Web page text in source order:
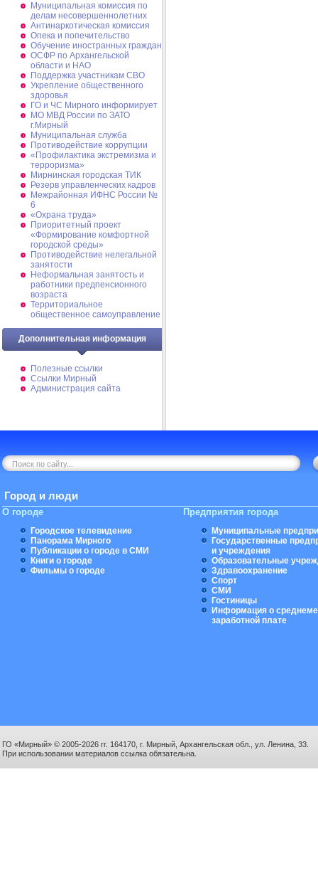
Муниципальная комиссия по
делам несовершеннолетних
Антинаркотическая комиссия
Опека и попечительство
Обучение иностранных граждан
ОСФР по Архангельской
области и НАО
Поддержка участникам СВО
Укрепление общественного
здоровья
ГО и ЧС Мирного информирует
МО МВД России по ЗАТО
г.Мирный
Муниципальная cлужба
Противодействие коррупции
«Профилактика экстремизма и
терроризма»
Мирнинская городская ТИК
Резерв управленческих кадров
Межрайонная ИФНС России №
6
«Охрана труда»
Приоритетный проект
«Формирование комфортной
городской среды»
Противодействие нелегальной
занятости
Неформальная занятость и
работники предпенсионного
возраста
Территориальное
общественное самоуправление
Дополнительная информация
Полезные ссылки
Ссылки Мирный
Администрация сайта
Город и люди
О городе
Городское телевидение
Панорама Мирного
Публикации о городе в СМИ
Книги о городе
Фильмы о городе
Предприятия города
Муниципальные
Государственные
и учреждения
Образовательные
Здравоохранение
Спорт
СМИ
Гостиницы
Информация о
заработной плате
ГО «Мирный» © 2005-2026 гг. 164170, г. Мирный, Архангельская обл., ул. Ленина, 33.
При использовании материалов ссылка обязательна.